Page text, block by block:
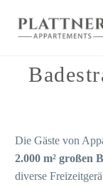
Die Gäste von
2.000 m² großen
diverse